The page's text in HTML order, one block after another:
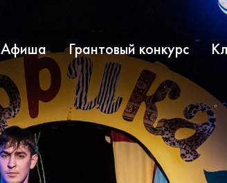
Афиша Грантовый конкурс